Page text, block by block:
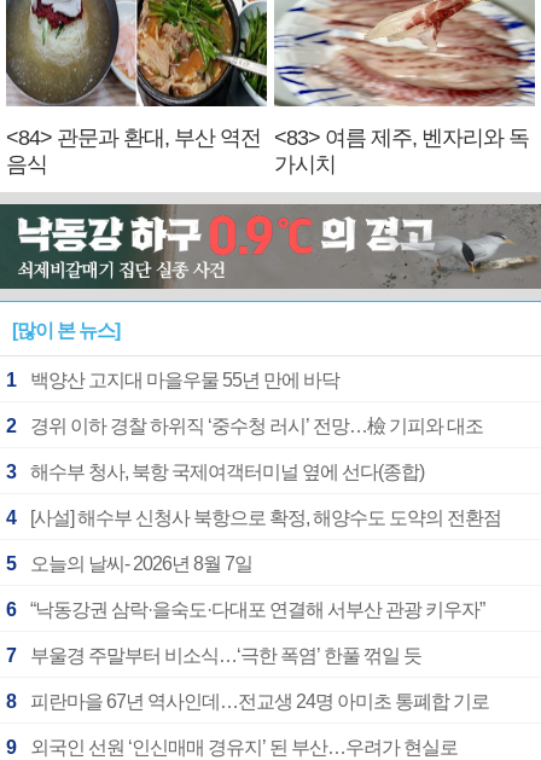
<84> 관문과 환대, 부산 역전
음식
<83> 여름 제주, 벤자리와 독
가시치
[많이 본 뉴스]
1 백양산 고지대 마을우물 55년 만에 바닥
2 경위 이하 경찰 하위직 ‘중수청 러시’ 전망…檢 기피와 대조
3 해수부 청사, 북항 국제여객터미널 옆에 선다(종합)
4 [사설] 해수부 신청사 북항으로 확정, 해양수도 도약의 전환점
5 오늘의 날씨- 2026년 8월 7일
6 “낙동강권 삼락·을숙도·다대포 연결해 서부산 관광 키우자”
7 부울경 주말부터 비소식…‘극한 폭염’ 한풀 꺾일 듯
8 피란마을 67년 역사인데…전교생 24명 아미초 통폐합 기로
9 외국인 선원 ‘인신매매 경유지’ 된 부산…우려가 현실로